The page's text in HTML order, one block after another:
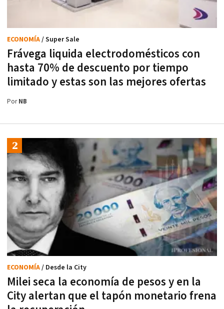
Frávega liquida electrodomésticos con
hasta 70% de descuento por tiempo
limitado y estas son las mejores ofertas
ECONOMÍA/ Super Sale
PorNB
Milei seca la economía de pesos y en la
City alertan que el tapón monetario frena
ECONOMÍA/ Desde la City